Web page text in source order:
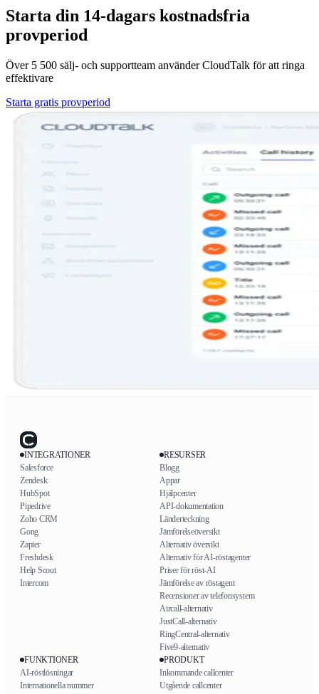
Starta din 14-dagars kostnadsfria
provperiod
Över 5 500 sälj- och supportteam använder CloudTalk för att ringa
effektivare
Starta gratis provperiod
INTEGRATIONER
Salesforce
Zendesk
HubSpot
Pipedrive
Zoho CRM
Gong
Zapier
Freshdesk
Help Scout
Intercom
RESURSER
Blogg
Appar
Hjälpcenter
API-dokumentation
Länderteckning
Jämförelseöversikt
Alternativ översikt
Alternativ för AI-röstagenter
Priser för röst-AI
Jämförelse av röstagent
Recensioner av telefonsystem
Aircall-alternativ
JustCall-alternativ
RingCentral-alternativ
Five9-alternativ
FUNKTIONER
AI-röstlösningar
Internationella nummer
PRODUKT
Inkommande callcenter
Utgående callcenter